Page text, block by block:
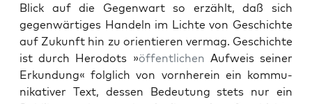
Blick auf die Gegen­wart so erzählt, daß sich
gegen­wär­tiges Han­deln im Lichte von Geschichte
auf Zukun­ft hin zu ori­en­tieren ver­mag. Geschichte
ist durch Herodots »öffentlichen Aufweis sein­er
Erkun­dung« fol­glich von vorn­here­in ein kom­mu­
nika­tiv­er Text, dessen Bedeu­tung stets nur ein